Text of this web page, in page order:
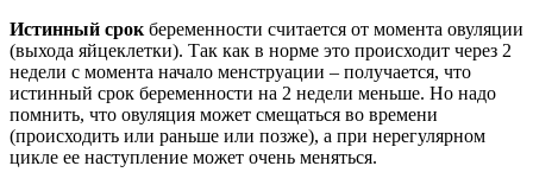
Истинный срок беременности считается от момента овуляции
(выхода яйцеклетки). Так как в норме это происходит через 2
недели с момента начало менструации – получается, что
истинный срок беременности на 2 недели меньше. Но надо
помнить, что овуляция может смещаться во времени
(происходить или раньше или позже), а при нерегулярном
цикле ее наступление может очень меняться.